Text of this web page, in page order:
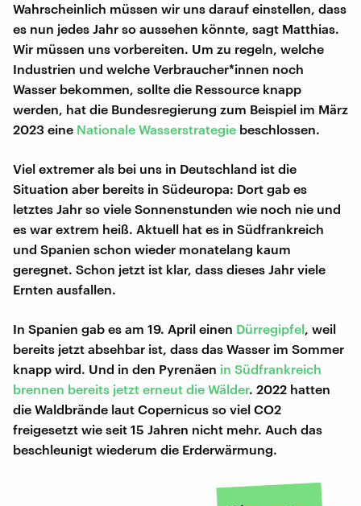
Wahrscheinlich müssen wir uns darauf einstellen, dass
es nun jedes Jahr so aussehen könnte, sagt Matthias.
Wir müssen uns vorbereiten. Um zu regeln, welche
Industrien und welche Verbraucher*innen noch
Wasser bekommen, sollte die Ressource knapp
werden, hat die Bundesregierung zum Beispiel im März
2023 eine Nationale Wasserstrategie beschlossen.
Viel extremer als bei uns in Deutschland ist die
Situation aber bereits in Südeuropa: Dort gab es
letztes Jahr so viele Sonnenstunden wie noch nie und
es war extrem heiß. Aktuell hat es in Südfrankreich
und Spanien schon wieder monatelang kaum
geregnet. Schon jetzt ist klar, dass dieses Jahr viele
Ernten ausfallen.
In Spanien gab es am 19. April einen Dürregipfel , weil
bereits jetzt absehbar ist, dass das Wasser im Sommer
knapp wird. Und in den Pyrenäen in Südfrankreich
brennen bereits jetzt erneut die Wälder. 2022 hatten
die Waldbrände laut Copernicus so viel CO2
freigesetzt wie seit 15 Jahren nicht mehr. Auch das
beschleunigt wiederum die Erderwärmung.